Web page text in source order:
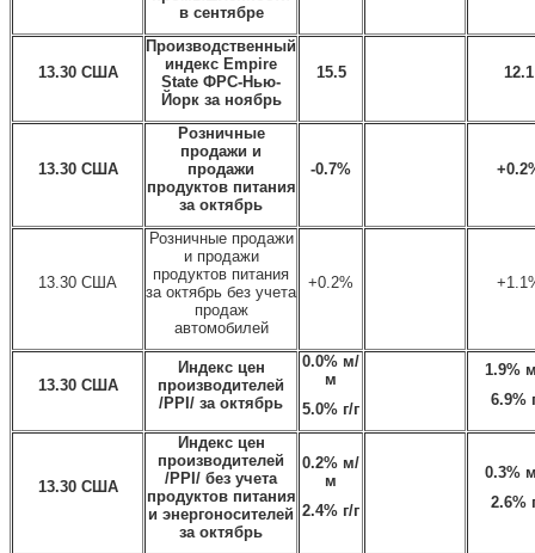
в сентябре
13.30 США
Производственный
индекс Empire
State ФРС-Нью-
Йорк за ноябрь
15.5 12.1
13.30 США
Розничные
продажи и
продажи
продуктов питания
за октябрь
-0.7%
13.30 США
Розничные продажи
и продажи
продуктов питания
за октябрь без учета
продаж
автомобилей
+0.2%
13.30 США
Индекс цен
производителей
/PPI/ за октябрь
0.0% м/
м
5.0% г/г
1.9%
6.9%
13.30 США
Индекс цен
производителей
/PPI/ без учета
продуктов питания
и энергоносителей
за октябрь
0.2% м/
м
2.4% г/г
0.3%
2.6%